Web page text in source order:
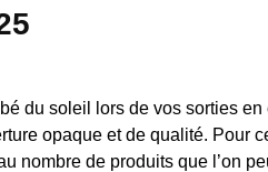
du soleil lors de vos sorties
opaque et de qualité. Pour
nombre de produits que l’on